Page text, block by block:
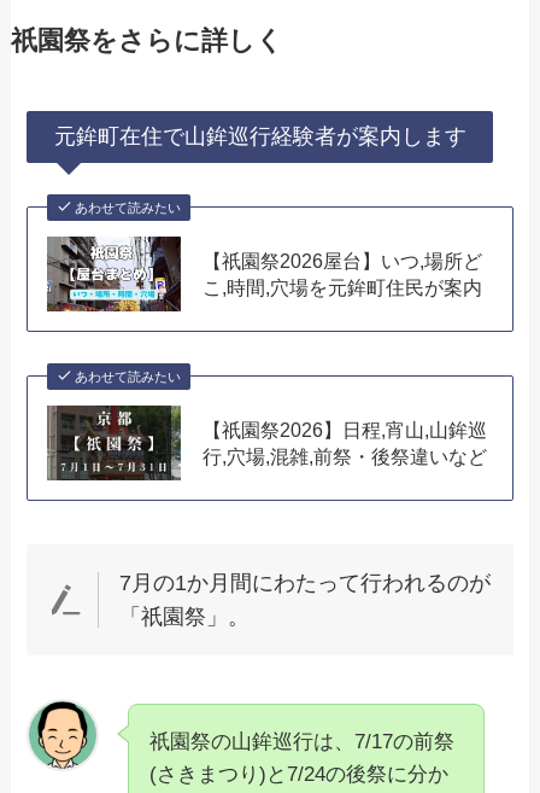
祇園祭をさらに詳しく
元鉾町在住で山鉾巡行経験者が案内します
あわせて読みたい
【祇園祭2026屋台】いつ,場所ど
こ,時間,穴場を元鉾町住民が案内
あわせて読みたい
【祇園祭2026】日程,宵山,山鉾巡
行,穴場,混雑,前祭・後祭違いなど
7月の1か月間にわたって行われるのが
「祇園祭」。
祇園祭の山鉾巡行は、7/17の前祭
(さきまつり)と7/24の後祭に分か